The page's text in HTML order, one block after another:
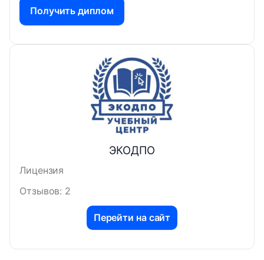
Получить диплом
ЭКОДПО
Лицензия
Отзывов: 2
Перейти на сайт